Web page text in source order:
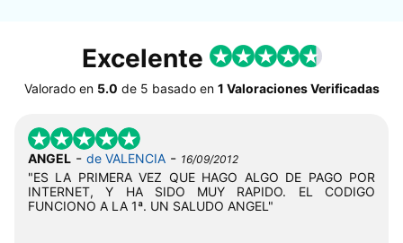
Excelente
Valorado en 5.0 de 5 basado en 1 Valoraciones Verificadas
ANGEL - de VALENCIA - 16/09/2012
"ES LA PRIMERA VEZ QUE HAGO ALGO DE PAGO POR
INTERNET, Y HA SIDO MUY RAPIDO. EL CODIGO
FUNCIONO A LA 1ª. UN SALUDO ANGEL"